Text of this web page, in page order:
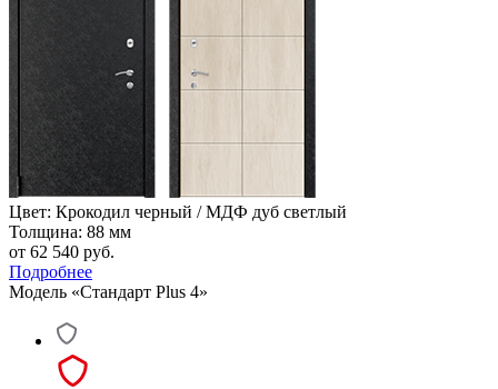
Цвет: Крокодил черный / МДФ дуб светлый
Толщина: 88 мм
от 62 540 руб.
Подробнее
Модель «Стандарт Plus 4»